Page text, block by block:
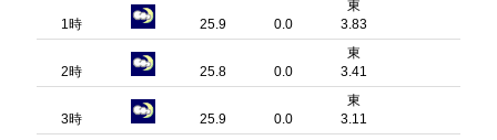
1時 25.9 0.0
東
3.83
2時 25.8 0.0
東
3.41
3時 25.9 0.0
東
3.11